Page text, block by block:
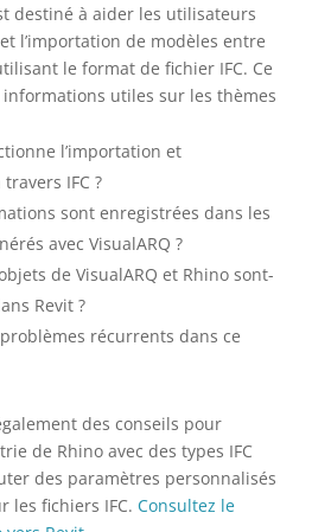
destiné à aider les utilisateurs
l’importation de modèles entre
le format de fichier IFC. Ce
utiles sur les thèmes
l’importation et
IFC ?
sont enregistrées dans les
avec VisualARQ ?
de VisualARQ et Rhino sont-
Revit ?
récurrents dans ce
des conseils pour
de Rhino avec des types IFC
des paramètres personnalisés
les fichiers IFC. Consultez le